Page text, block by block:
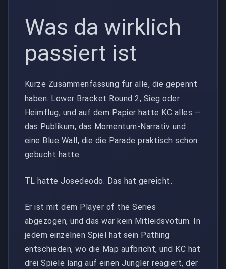
Was da wirklich
passiert ist
Kurze Zusammenfassung für alle, die gepennt
haben. Lower Bracket Round 2, Sieg oder
Heimflug, und auf dem Papier hatte KC alles —
das Publikum, das Momentum-Narrativ und
eine Blue Wall, die die Parade praktisch schon
gebucht hatte.
TL hatte Josedeodo. Das hat gereicht.
Er ist mit dem Player of the Series
abgezogen, und das war kein Mitleidsvotum. In
jedem einzelnen Spiel hat sein Pathing
entschieden, wo die Map aufbricht, und KC hat
drei Spiele lang auf einen Jungler reagiert, der